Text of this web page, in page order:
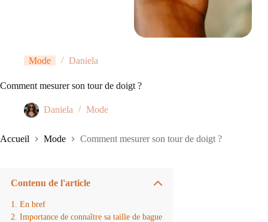
Mode Daniela
Comment mesurer son tour de doigt ?
Daniela Mode
Accueil Mode Comment mesurer son tour de doigt ?
Contenu de l'article
En bref
Importance de connaître sa taille de bague